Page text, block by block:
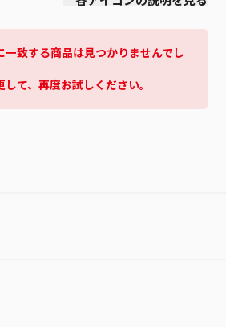
一致する商品は見つかりませんでし
て、再度お試しください。